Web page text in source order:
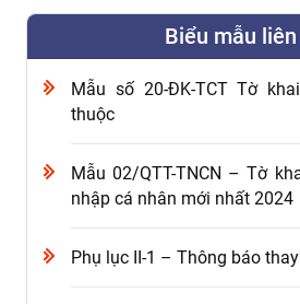
Biểu mẫu
Mẫu số 20-ĐK-TCT Tờ
thuộc
Mẫu 02/QTT-TNCN – Tờ
nhập cá nhân mới nhất 2024
Phụ lục II-1 – Thông báo